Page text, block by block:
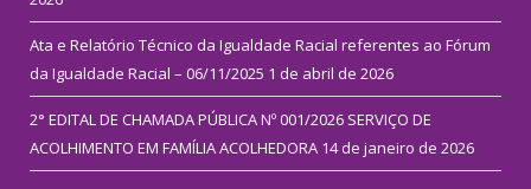
Ata e Relatório Técnico da Igualdade Racial referentes ao Fórum
da Igualdade Racial – 06/11/2025 1 de abril de 2026
2° EDITAL DE CHAMADA PÚBLICA Nº 001/2026 SERVIÇO DE
ACOLHIMENTO EM FAMÍLIA ACOLHEDORA 14 de janeiro de 2026